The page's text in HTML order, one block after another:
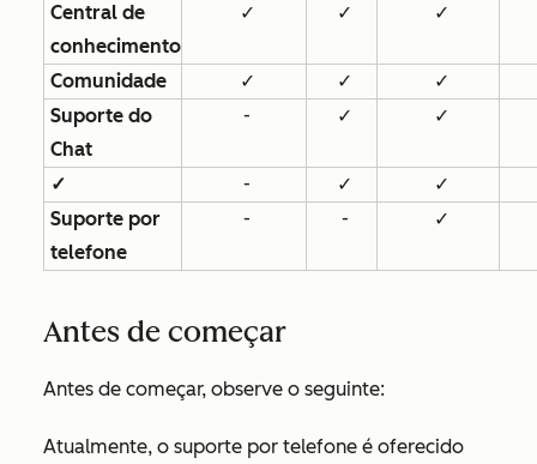
Central de
conhecimento
✓ ✓ ✓
Comunidade ✓ ✓
✓
Suporte do
Chat
- ✓ ✓
✓ - ✓
✓
Suporte por
telefone
- - ✓
Antes de começar
Antes de começar, observe o seguinte:
Atualmente, o suporte por telefone é oferecido